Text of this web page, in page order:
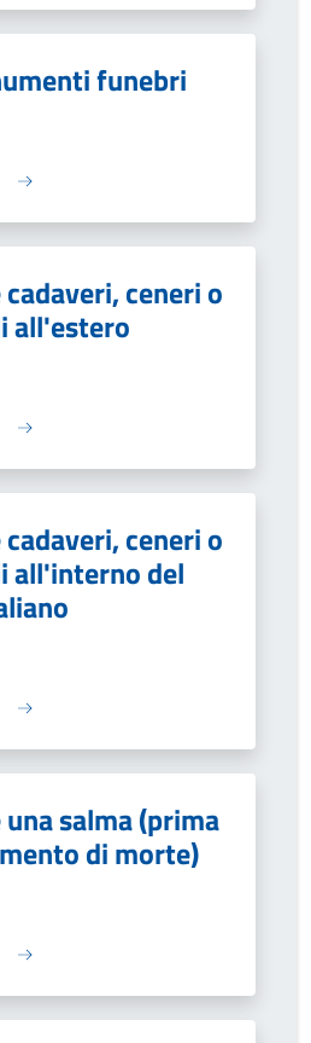
funebri
ceneri o
all'estero
ceneri o
all'interno del
salma (prima
di morte)